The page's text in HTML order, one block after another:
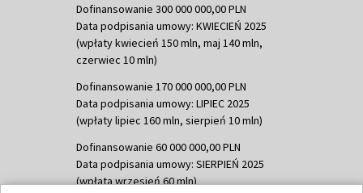
Dofinansowanie 300 000 000,00 PLN
Data podpisania umowy: KWIECIEŃ 2025
(wpłaty kwiecień 150 mln, maj 140 mln,
czerwiec 10 mln)
Dofinansowanie 170 000 000,00 PLN
Data podpisania umowy: LIPIEC 2025
(wpłaty lipiec 160 mln, sierpień 10 mln)
Dofinansowanie 60 000 000,00 PLN
Data podpisania umowy: SIERPIEŃ 2025
(wpłata wrzesień 60 mln)